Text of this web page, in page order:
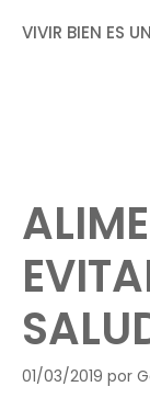
VIVIR BIEN ES
01/03/2019 por